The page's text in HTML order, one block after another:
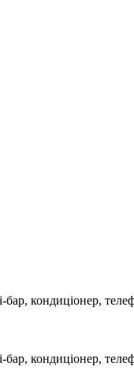
кондиціонер,
кондиціонер,